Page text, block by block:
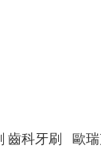
齒科牙刷
歐